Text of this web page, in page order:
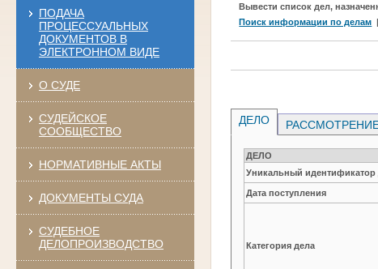
ПОДАЧА
ПРОЦЕССУАЛЬНЫХ
ДОКУМЕНТОВ В
ЭЛЕКТРОННОМ ВИДЕ
О СУДЕ
СУДЕЙСКОЕ
СООБЩЕСТВО
НОРМАТИВНЫЕ АКТЫ
ДОКУМЕНТЫ СУДА
СУДЕБНОЕ
ДЕЛОПРОИЗВОДСТВО
Вывести список дел,
Поиск информации по делам
ДЕЛО
ДЕЛО
Уникальный идентификатор
Дата поступления
Категория дела